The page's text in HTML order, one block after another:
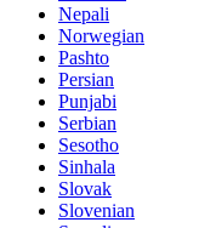
Nepali
Norwegian
Pashto
Persian
Punjabi
Serbian
Sesotho
Sinhala
Slovak
Slovenian